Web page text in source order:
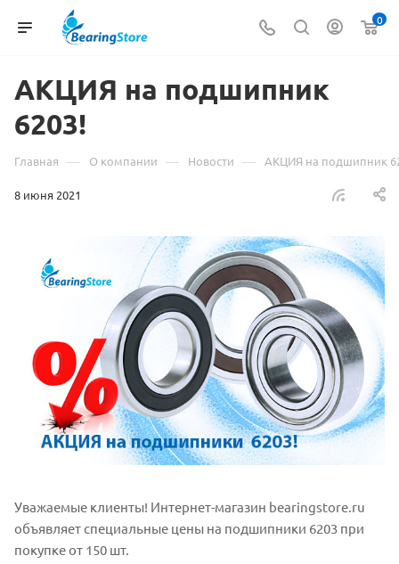
0
АКЦИЯ на подшипник
6203!
Главная — О компании — Новости — АКЦИЯ на подшипник
8 июня 2021
Уважаемые клиенты! Интернет-магазин bearingstore.ru
объявляет специальные цены на подшипники 6203 при
покупке от 150 шт.